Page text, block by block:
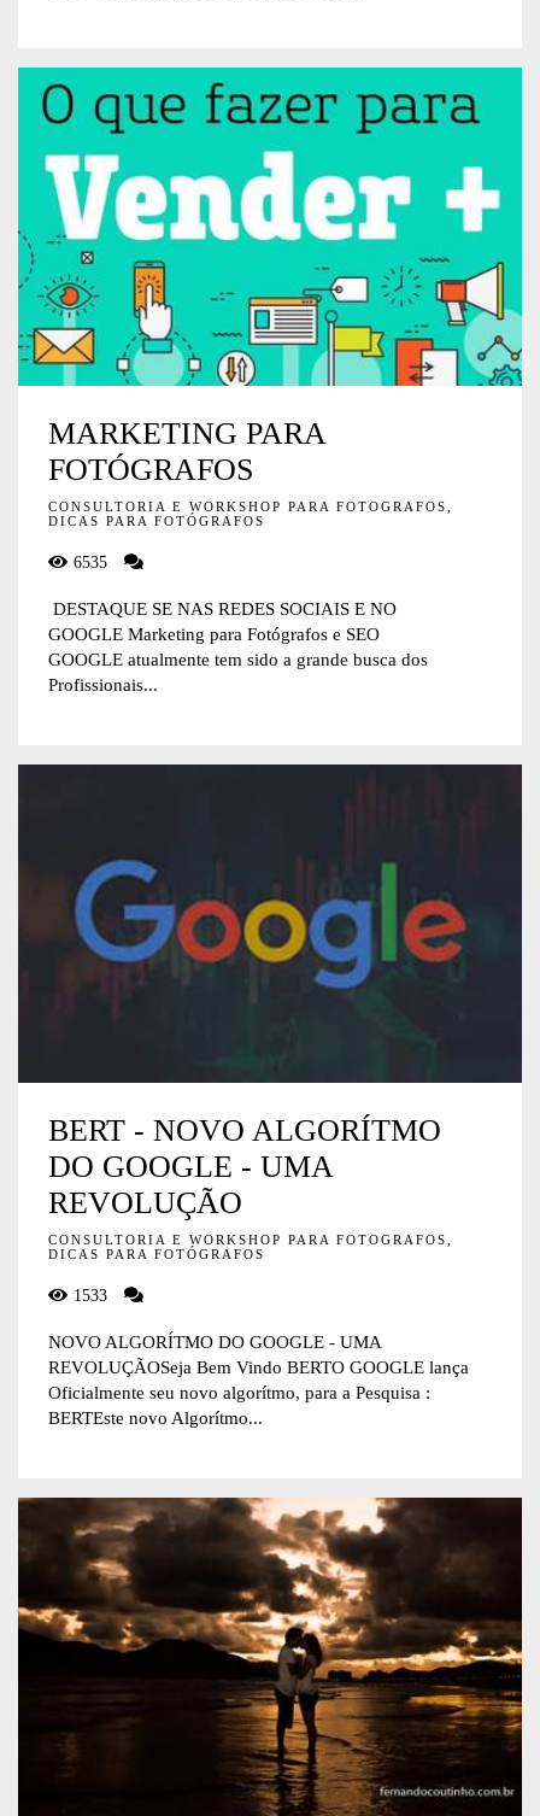
MARKETING PARA
FOTÓGRAFOS
CONSULTORIA E WORKSHOP PARA FOTOGRAFOS,
DICAS PARA FOTÓGRAFOS
6535
DESTAQUE SE NAS REDES SOCIAIS E NO
GOOGLE Marketing para Fotógrafos e SEO
GOOGLE atualmente tem sido a grande busca dos
Profissionais...
BERT - NOVO ALGORÍTMO
DO GOOGLE - UMA
REVOLUÇÃO
CONSULTORIA E WORKSHOP PARA FOTOGRAFOS,
DICAS PARA FOTÓGRAFOS
1533
NOVO ALGORÍTMO DO GOOGLE - UMA
REVOLUÇÃOSeja Bem Vindo BERTO GOOGLE lança
Oficialmente seu novo algorítmo, para a Pesquisa :
BERTEste novo Algorítmo...